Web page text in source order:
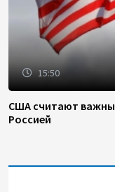
15:50
США считают
Россией